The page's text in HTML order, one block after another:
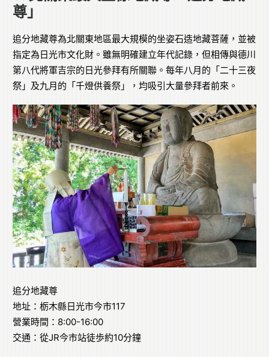
尊」
追分地藏尊為北關東地區最大規模的坐姿石造地藏菩薩，並被
指定為日光市文化財。雖無明確建立年代記錄，但相傳與德川
第八代將軍吉宗的日光參拜有所關聯。每年八月的「二十三夜
祭」及九月的「千燈供養祭」，均吸引大量參拜者前來。
追分地藏尊
地址：栃木縣日光市今市117
營業時間：8:00-16:00
交通：從JR今市站徒歩約10分鐘